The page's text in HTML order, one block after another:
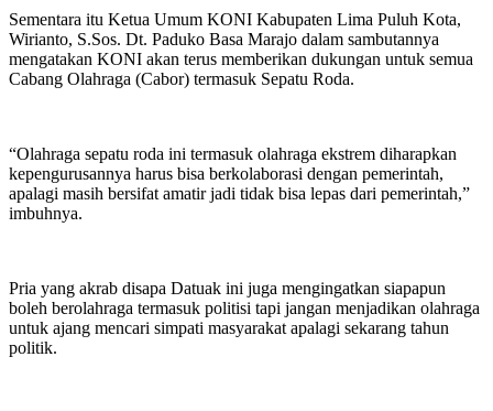
Sementara itu Ketua Umum KONI Kabupaten Lima Puluh Kota,
Wirianto, S.Sos. Dt. Paduko Basa Marajo dalam sambutannya
mengatakan KONI akan terus memberikan dukungan untuk semua
Cabang Olahraga (Cabor) termasuk Sepatu Roda.
“Olahraga sepatu roda ini termasuk olahraga ekstrem diharapkan
kepengurusannya harus bisa berkolaborasi dengan pemerintah,
apalagi masih bersifat amatir jadi tidak bisa lepas dari pemerintah,”
imbuhnya.
Pria yang akrab disapa Datuak ini juga mengingatkan siapapun
boleh berolahraga termasuk politisi tapi jangan menjadikan olahraga
untuk ajang mencari simpati masyarakat apalagi sekarang tahun
politik.